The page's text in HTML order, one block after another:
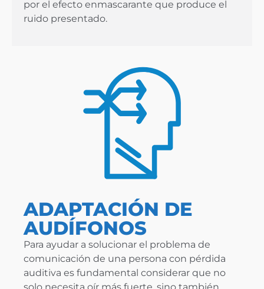
por el efecto enmascarante que produce el
ruido presentado.
ADAPTACIÓN DE
AUDÍFONOS
Para ayudar a solucionar el problema de
comunicación de una persona con pérdida
auditiva es fundamental considerar que no